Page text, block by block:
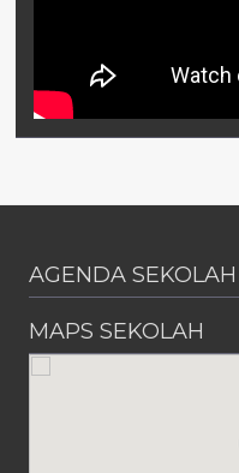
AGENDA SEKOLAH
MAPS SEKOLAH